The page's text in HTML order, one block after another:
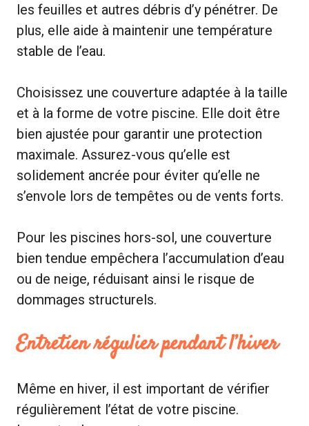
les feuilles et autres débris d’y pénétrer. De
plus, elle aide à maintenir une température
stable de l’eau.
Choisissez une couverture adaptée à la taille
et à la forme de votre piscine. Elle doit être
bien ajustée pour garantir une protection
maximale. Assurez-vous qu’elle est
solidement ancrée pour éviter qu’elle ne
s’envole lors de tempêtes ou de vents forts.
Pour les piscines hors-sol, une couverture
bien tendue empêchera l’accumulation d’eau
ou de neige, réduisant ainsi le risque de
dommages structurels.
Entretien régulier pendant l’hiver
Même en hiver, il est important de vérifier
régulièrement l’état de votre piscine.